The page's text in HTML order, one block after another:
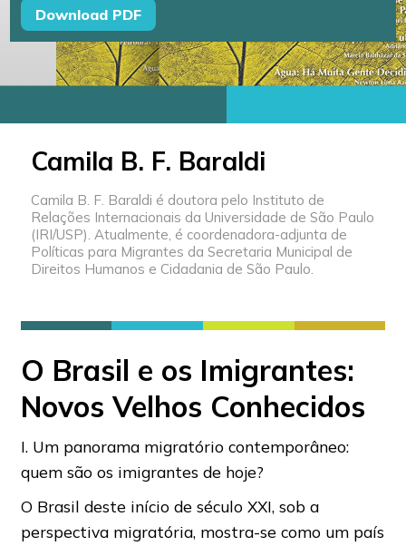
Download PDF
Camila B. F. Baraldi
Camila B. F. Baraldi é doutora pelo Instituto de
Relações Internacionais da Universidade de São Paulo
(IRI/USP). Atualmente, é coordenadora-adjunta de
Políticas para Migrantes da Secretaria Municipal de
Direitos Humanos e Cidadania de São Paulo.
O Brasil e os Imigrantes:
Novos Velhos Conhecidos
I. Um panorama migratório contemporâneo:
quem são os imigrantes de hoje?
O Brasil deste início de século XXI, sob a
perspectiva migratória, mostra-se como um país